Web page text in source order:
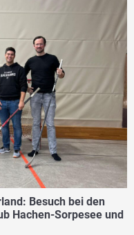
Besuch bei den
Hachen-Sorpesee und